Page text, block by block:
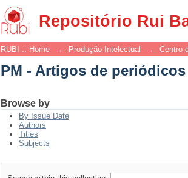
Repositório Rui
PM - Artigos de periódicos
RUBI :: Home → Produção Intelectual → Centro
PM - Artigos de periódicos
Browse by
By Issue Date
Authors
Titles
Subjects